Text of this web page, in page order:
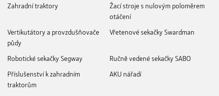
Zahradní traktory
Žací stroje s nulovým poloměrem
otáčení
Vertikutátory a provzdušňovače
půdy
Vřetenové sekačky Swardman
Robotické sekačky Segway
Ručně vedené sekačky SABO
Příslušenství k zahradním
traktorům
AKU nářadí